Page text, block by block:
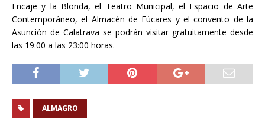
Encaje y la Blonda, el Teatro Municipal, el Espacio de Arte
Contemporáneo, el Almacén de Fúcares y el convento de la
Asunción de Calatrava se podrán visitar gratuitamente desde
las 19:00 a las 23:00 horas.
ALMAGRO